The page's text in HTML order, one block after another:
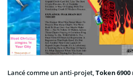
Lancé comme un anti-projet,Token